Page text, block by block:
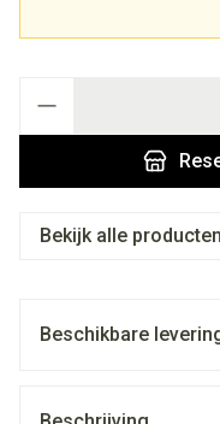
Bekijk alle
Beschikbare